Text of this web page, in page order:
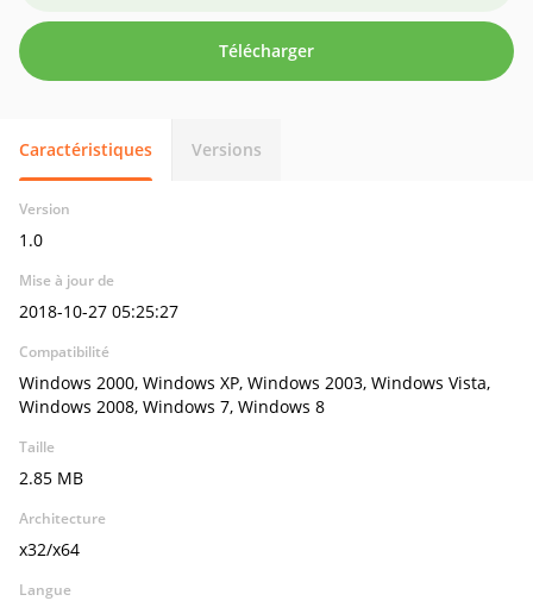
Télécharger
Caractéristiques Versions
Version
1.0
Mise à jour de
2018-10-27 05:25:27
Compatibilité
Windows 2000, Windows XP, Windows 2003, Windows Vista,
Windows 2008, Windows 7, Windows 8
Taille
2.85 MB
Architecture
x32/x64
Langue